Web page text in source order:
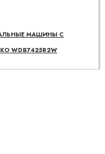
МАШИНЫ С
WDB7425R2W